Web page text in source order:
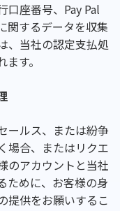
口座番号、Pay Pal
関するデータを収集
、当社の認定支払処
す。
ールス、または紛争
場合、またはリクエ
のアカウントと当社
ために、お客様の身
提供をお願いするこ